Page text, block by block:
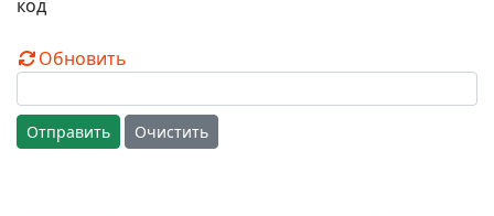
Обновить
Отправить Очистить